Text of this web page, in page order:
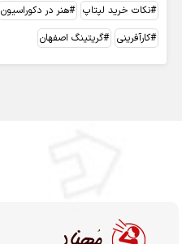
نکات خرید لپتاپ
هنر در دکوراسیون
کارآفرینی
گریتینگ اصفهان